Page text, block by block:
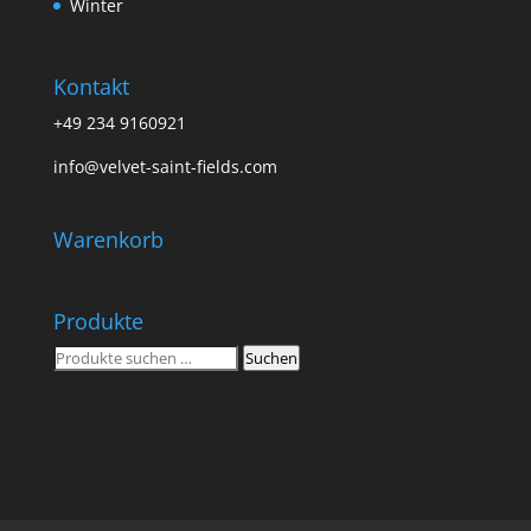
Winter
Kontakt
+49 234 9160921
info@velvet-saint-fields.com
Warenkorb
Produkte
Suchen
Suchen